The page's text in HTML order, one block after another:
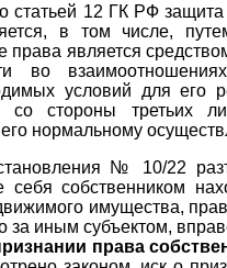
статьей 12 ГК РФ
в том числе,
права является
во
условий для его
со стороны третьих
нормальному
№ 10/22
себя собственником
имущества,
за иным субъектом,
права